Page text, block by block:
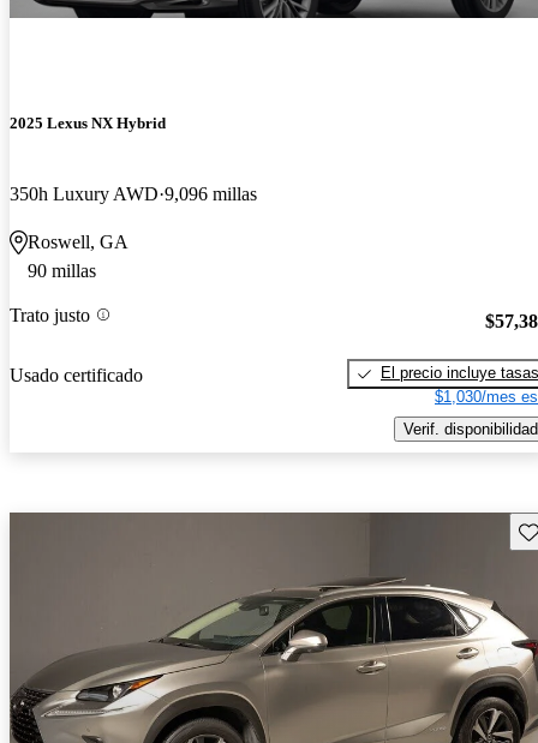
2025 Lexus NX Hybrid
350h Luxury AWD 9,096 millas
Roswell, GA
90 millas
Trato justo
Usado certificado
El precio incluye tasas
$1,030/mes
Verif. disponibilidad